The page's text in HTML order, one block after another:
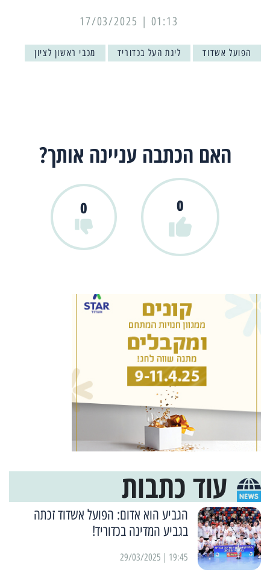
01:13 | 17/03/2025
הפועל אשדוד ליגת העל בכדוריד מכבי ראשון לציון
האם הכתבה עניינה אותך?
0
0
עוד כתבות
הגביע הוא אדום: הפועל אשדוד זכתה
בגביע המדינה בכדוריד!
19:45 | 29/03/2025